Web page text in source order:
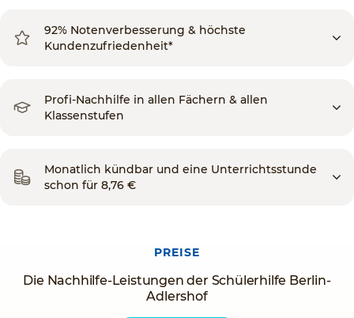
92% Notenverbesserung & höchste
Kundenzufriedenheit*
Profi-Nachhilfe in allen Fächern & allen
Klassenstufen
Monatlich kündbar und eine Unterrichtsstunde
schon für 8,76 €
PREISE
Die Nachhilfe-Leistungen der Schülerhilfe Berlin-
Adlershof